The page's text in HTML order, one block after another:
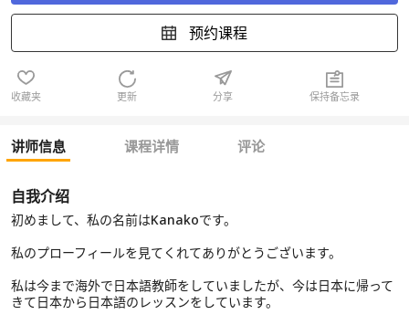
预约课程
收藏夹 更新 分享 保持备忘录
讲师信息 课程详情 评论
自我介绍
初めまして、私の名前はKanakoです。
私のプローフィールを見てくれてありがとうございます。
私は今まで海外で日本語教師をしていましたが、今は日本に帰って
きて日本から日本語のレッスンをしています。